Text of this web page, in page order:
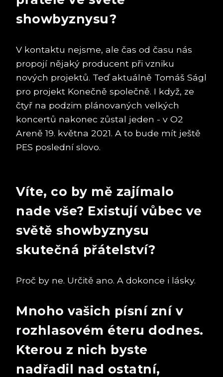
showbyznysu?
V kontaktu nejsme, ale čas od času nás
propojí nějaký producent při vzniku
nových projektů. Teď aktuálně Tomáš Ságl
pro projekt Konečně společně. I když, ze
čtyř na podzim plánovaných velkých
koncertů nakonec zůstal jeden - v O2
Areně 19. května 2021. A to bude mít ještě
PES poslední slovo.
Víte, co by mě zajímalo
nade vše? Existují vůbec ve
světě showbyznysu
skutečná přátelství?
Proč by ne. Určitě ano. A dokonce i lásky.
Mnoho vašich písní zní v
rozhlasovém éteru dodnes.
Kterou z nich byste
nadřadil nad ostatní,